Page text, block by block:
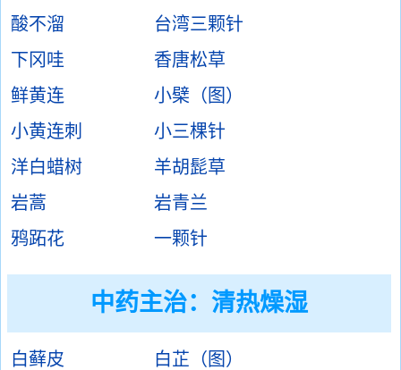
酸不溜
台湾三颗针
下冈哇
香唐松草
鲜黄连
小檗（图）
小黄连刺
小三棵针
洋白蜡树
羊胡髭草
岩蒿
岩青兰
鸦跖花
一颗针
中药主治： 清热燥湿
白藓皮
白芷（图）